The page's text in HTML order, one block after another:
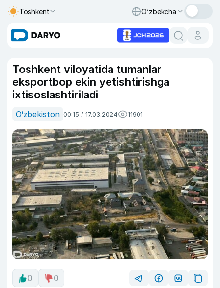
Toshkent O‘zbekcha
Toshkent viloyatida tumanlar
eksportbop ekin yetishtirishga
ixtisoslashtiriladi
O‘zbekiston 00:15 / 17.03.2024 11901
0 0